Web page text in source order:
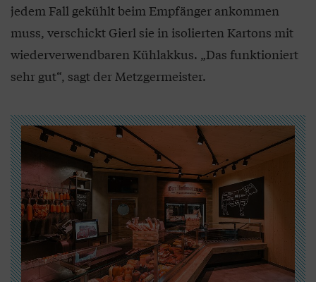
jedem Fall gekühlt beim Empfänger ankommen
muss, verschickt Gierl sie in isolierten Kartons mit
wiederverwendbaren Kühlakkus. „Das funktioniert
sehr gut“, sagt der Metzgermeister.